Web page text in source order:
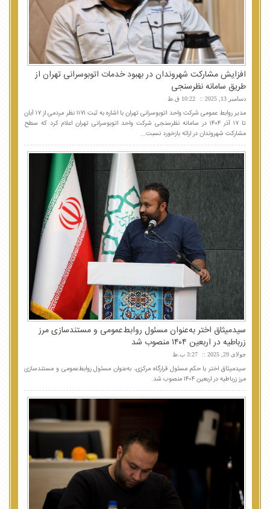
افزایش مشارکت شهروندان در بهبود خدمات اتوبوسرانی تهران از
طریق سامانه نظرسنجی
دسامبر 13, 2025 10:22 ق.ظ
مدیر روابط عمومی شرکت واحد اتوبوسرانی تهران با اشاره به ثبت ۱۱۷۱ نظر مردمی از ۱۷ آبان
تا ۱۷ آذر ۱۴۰۴ در سامانه نظرسنجی شرکت واحد اتوبوسرانی تهران اعلام کرد که سطح
مشارکت شهروندان در ارائه بازخورد نسبت...
سیدمیثاق اختر به‌عنوان مسئول روابط‌عمومی و مستندسازی مرز
زرباطیه در اربعین ۱۴۰۴ منصوب شد
جولای 29, 2025 3:27 ب.ظ
سیدمیثاق اختر با حکم مسئول قرارگاه مرکزی، به‌عنوان مسئول روابط‌عمومی و مستندسازی
مرز زرباطیه در اربعین ۱۴۰۴ منصوب شد.